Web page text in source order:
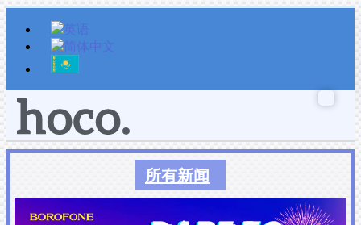
跳
至
内
容
所有新闻